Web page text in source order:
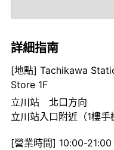
詳細指南
[地點] Tachikawa
Store 1F
立川站 北口方向
立川站入口附近（1樓手
[營業時間] 10:00-21:00